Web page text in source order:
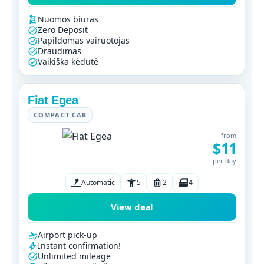
Nuomos biuras
Zero Deposit
Papildomas vairuotojas
Draudimas
Vaikiška kėdutė
Fiat Egea
COMPACT CAR
from
$11
per day
Automatic 5 2 4
View deal
Airport pick-up
Instant confirmation!
Unlimited mileage